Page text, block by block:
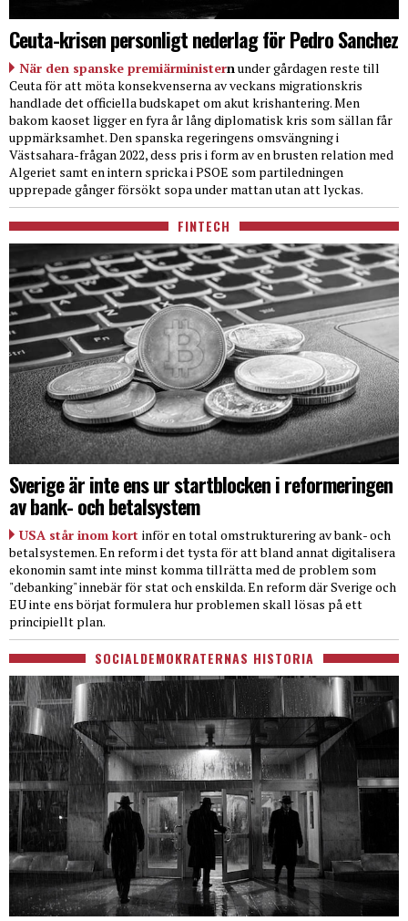
Ceuta-krisen personligt nederlag för Pedro Sanchez
När den spanske premiärministernunder gårdagen reste till
Ceuta för att möta konsekvenserna av veckans migrationskris
handlade det officiella budskapet om akut krishantering. Men
bakom kaoset ligger en fyra år lång diplomatisk kris som sällan får
uppmärksamhet. Den spanska regeringens omsvängning i
Västsahara-frågan 2022, dess pris i form av en brusten relation med
Algeriet samt en intern spricka i PSOE som partiledningen
upprepade gånger försökt sopa under mattan utan att lyckas.
FINTECH
Sverige är inte ens ur startblocken i reformeringen
av bank- och betalsystem
USA står inom kort inför en total omstrukturering av bank- och
betalsystemen. En reform i det tysta för att bland annat digitalisera
ekonomin samt inte minst komma tillrätta med de problem som
"debanking" innebär för stat och enskilda. En reform där Sverige och
EU inte ens börjat formulera hur problemen skall lösas på ett
principiellt plan.
SOCIALDEMOKRATERNAS HISTORIA